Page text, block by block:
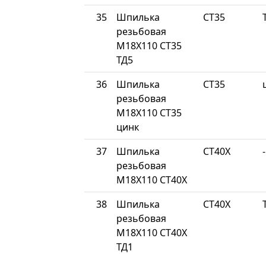
35
Шпилька
резьбовая
М18Х110 СТ35
ТД5
СТ35
36
Шпилька
резьбовая
М18Х110 СТ35
цинк
СТ35
37
Шпилька
резьбовая
М18Х110 СТ40Х
СТ40Х -
38
Шпилька
резьбовая
М18Х110 СТ40Х
ТД1
СТ40Х